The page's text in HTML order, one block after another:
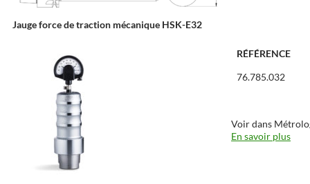
Jauge force de traction mécanique HSK-E32
RÉFÉRENCE
76.785.032
Voir dans
En savoir plus